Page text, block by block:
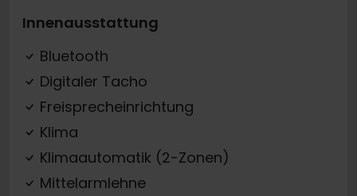
Innenausstattung
Bluetooth
Digitaler Tacho
Freisprecheinrichtung
Klima
Klimaautomatik (2-Zonen)
Mittelarmlehne